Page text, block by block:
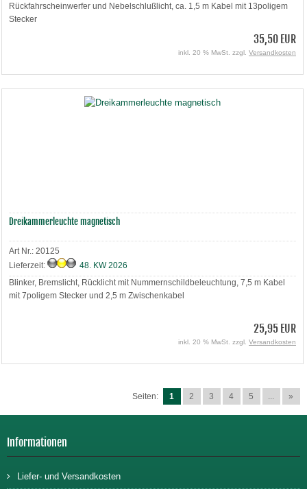
Rückfahrscheinwerfer und Nebelschlußlicht, ca. 1,5 m Kabel mit 13poligem
Stecker
35,50 EUR
inkl. 20 % MwSt. zzgl. Versandkosten
Dreikammerleuchte magnetisch
Art Nr.: 20125
Lieferzeit:
48. KW 2026
Blinker, Bremslicht, Rücklicht mit Nummernschildbeleuchtung, 7,5 m Kabel
mit 7poligem Stecker und 2,5 m Zwischenkabel
25,95 EUR
inkl. 20 % MwSt. zzgl. Versandkosten
Seiten: 1 2 3 4 5 ... »
Informationen
Liefer- und Versandkosten